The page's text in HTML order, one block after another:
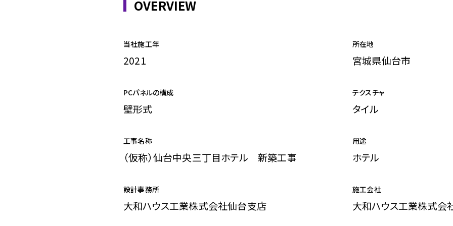
OVERVIEW
当社施工年
2021
所在地
宮城県仙台市
PCパネルの構成
壁形式
テクスチャ
タイル
工事名称
（仮称）仙台中央三丁目ホテル 新築工事
用途
ホテル
設計事務所
大和ハウス工業株式会社仙台支店
施工会社
大和ハウス工業株式会